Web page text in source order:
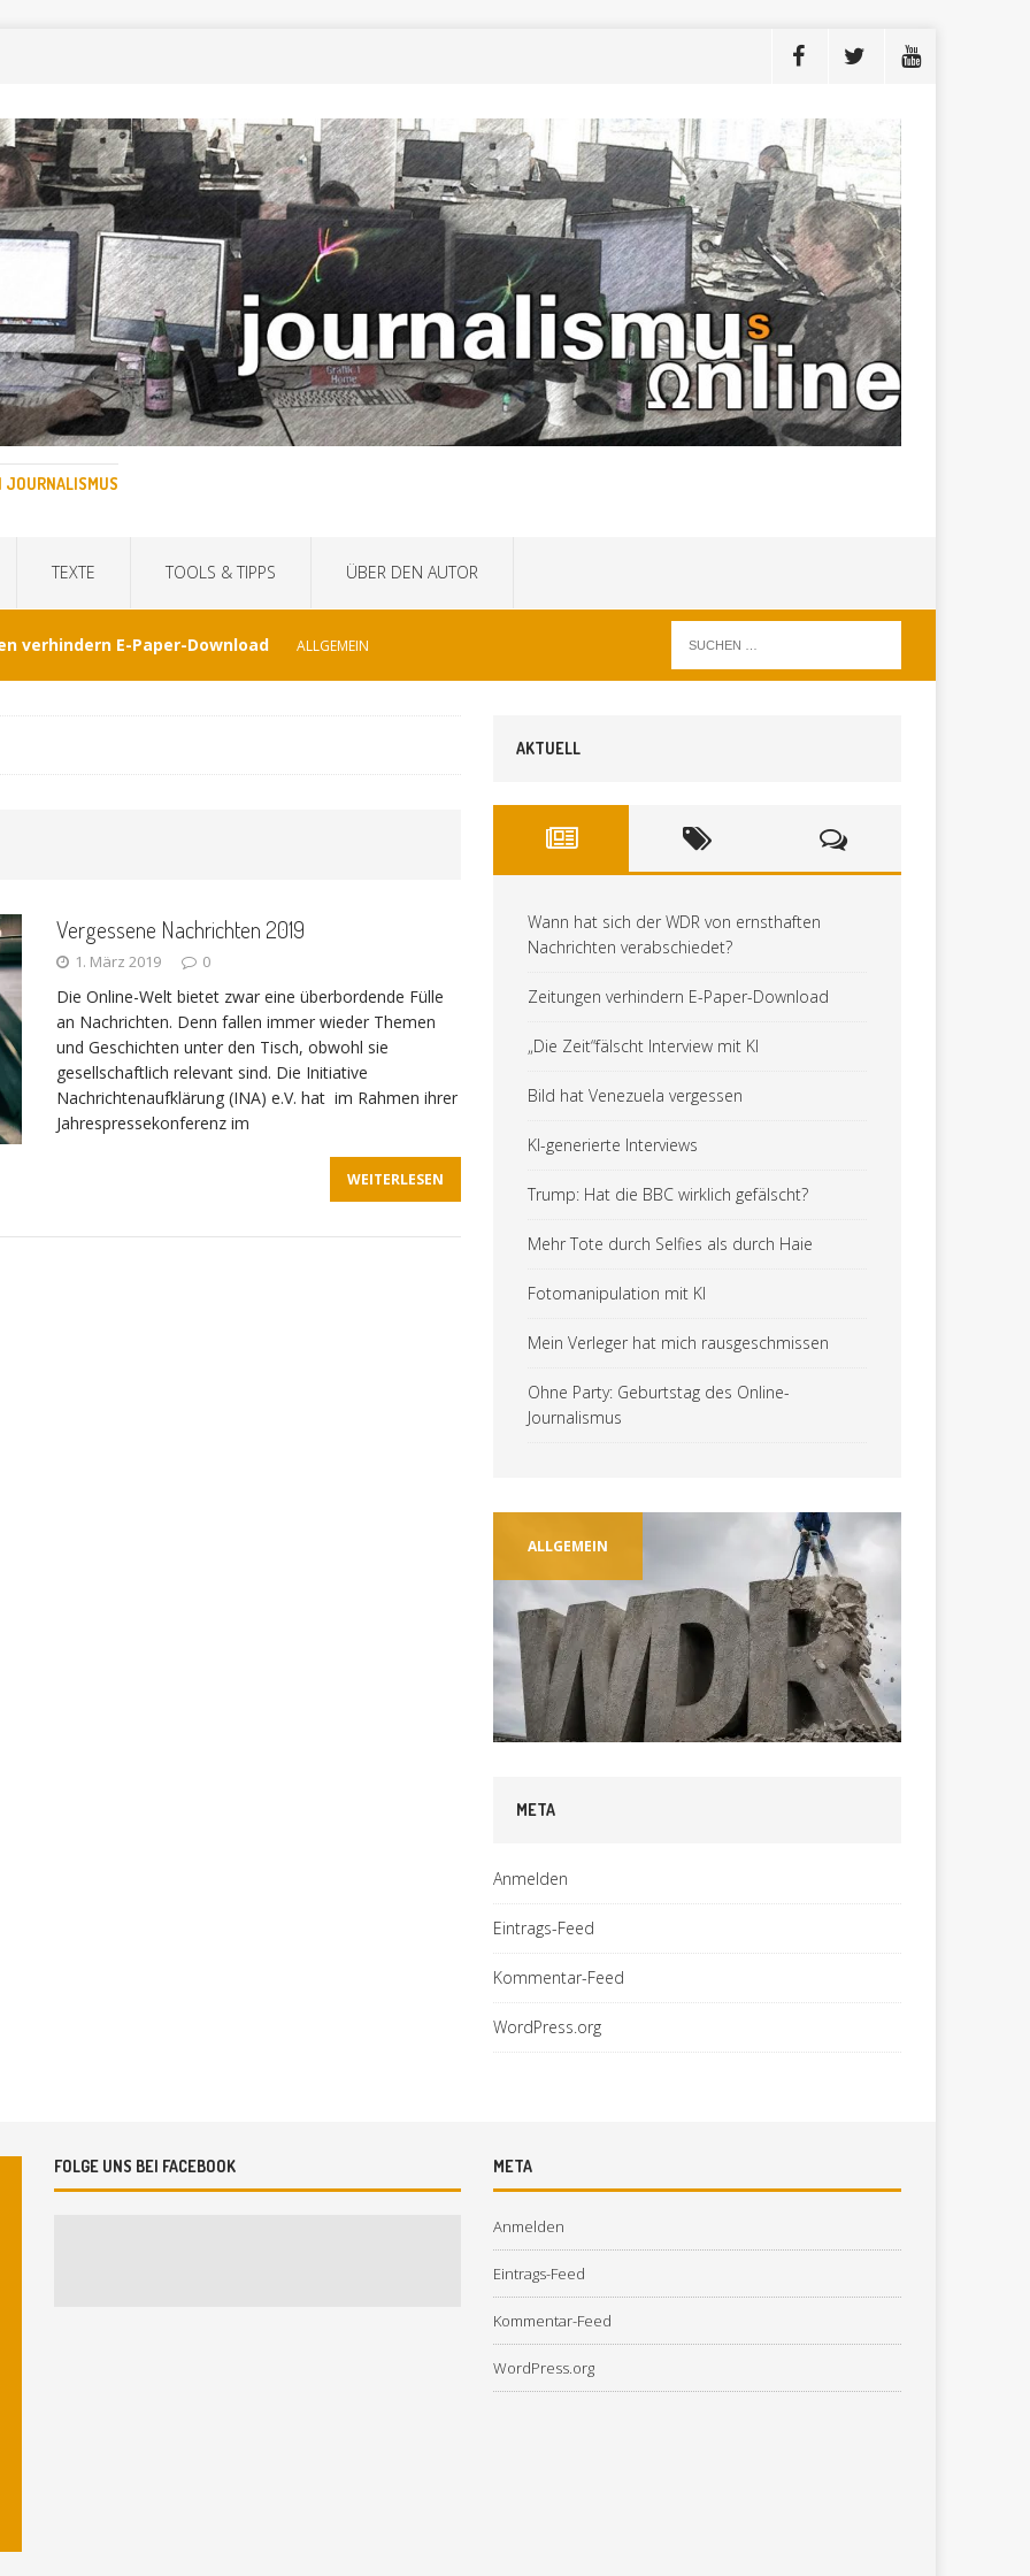
JOURNALISMUS
TEXTE TOOLS & TIPPS ÜBER DEN AUTOR
verhindern E-Paper-Download ALLGEMEIN
Interview mit KI TECHNIK
sich der WDR von ernsthaften Nachrichten
Vergessene Nachrichten 2019
1. März 2019 0
Die Online-Welt bietet zwar eine überbordende Fülle
an Nachrichten. Denn fallen immer wieder Themen
und Geschichten unter den Tisch, obwohl sie
gesellschaftlich relevant sind. Die Initiative
Nachrichtenaufklärung (INA) e.V. hat im Rahmen ihrer
Jahrespressekonferenz im
WEITERLESEN
AKTUELL
Wann hat sich der WDR von ernsthaften
Nachrichten verabschiedet?
Zeitungen verhindern E-Paper-Download
„Die Zeit“fälscht Interview mit KI
Bild hat Venezuela vergessen
KI-generierte Interviews
Trump: Hat die BBC wirklich gefälscht?
Mehr Tote durch Selfies als durch Haie
Fotomanipulation mit KI
Mein Verleger hat mich rausgeschmissen
Ohne Party: Geburtstag des Online-
Journalismus
ALLGEMEIN
META
Anmelden
Eintrags-Feed
Kommentar-Feed
WordPress.org
FOLGE UNS BEI FACEBOOK META
Anmelden
Eintrags-Feed
Kommentar-Feed
WordPress.org